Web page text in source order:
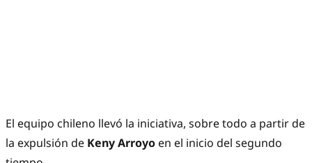
El equipo chileno llevó la iniciativa, sobre todo a partir de
la expulsión de Keny Arroyo en el inicio del segundo